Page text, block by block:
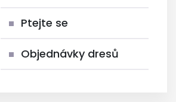
Ptejte se
Objednávky dresů